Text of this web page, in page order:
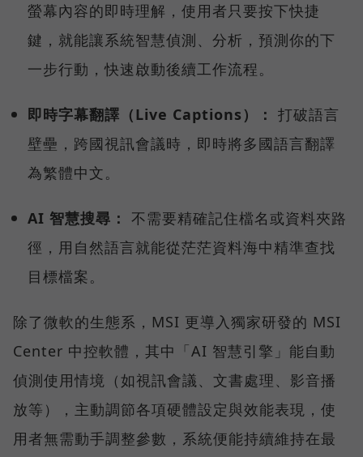
螢幕內容的即時理解，使用者只要按下快捷
鍵，就能讓系統智慧偵測、分析，預測你的下
一步行動，快速啟動後續工作流程。
即時字幕翻譯（Live Captions）： 打破語言
壁壘，跨國視訊會議時，即時將多國語言翻譯
為繁體中文。
AI 智慧搜尋： 不需要精確記住檔名或資料夾路
徑，用自然語言就能從茫茫資料海中精準查找
目標檔案。
除了微軟的生態系，MSI 更導入獨家研發的 MSI
Center 中控軟體，其中「AI 智慧引擎」能自動
偵測使用情境（如視訊會議、文書處理、影音播
放等），主動調節各項硬體設定與效能表現，使
用者無需動手調整參數，系統便能持續維持在最